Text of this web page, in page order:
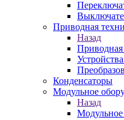
Приводная
Назад
Приводная
Конденсаторы
Модульное
Назад
Модульное